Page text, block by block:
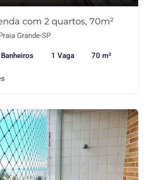
com 2 quartos, 70m²
Grande-SP
1 Vaga 70 m²